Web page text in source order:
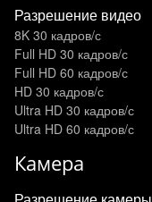
Разрешение видео
8K 30 кадров/с
Full HD 30 кадров/с
Full HD 60 кадров/с
HD 30 кадров/с
Ultra HD 30 кадров/с
Ultra HD 60 кадров/с
Камера